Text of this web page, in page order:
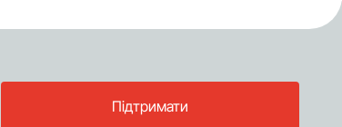
Підтримати